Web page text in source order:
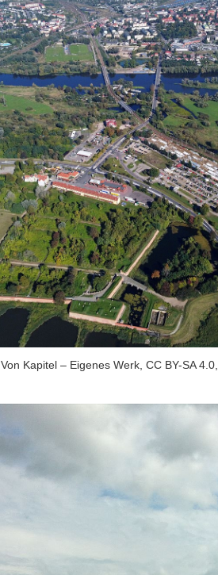
Von Kapitel – Eigenes Werk, CC BY-SA 4.0,